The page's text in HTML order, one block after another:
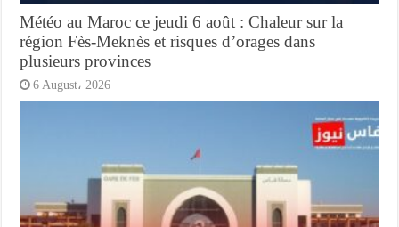
Météo au Maroc ce jeudi 6 août : Chaleur sur la
région Fès-Meknès et risques d’orages dans
plusieurs provinces
6 August، 2026